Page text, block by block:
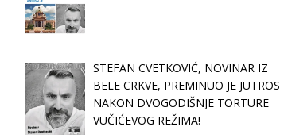
STEFAN CVETKOVIĆ, NOVINAR IZ
BELE CRKVE, PREMINUO JE JUTROS
NAKON DVOGODIŠNJE TORTURE
VUČIĆEVOG REŽIMA!